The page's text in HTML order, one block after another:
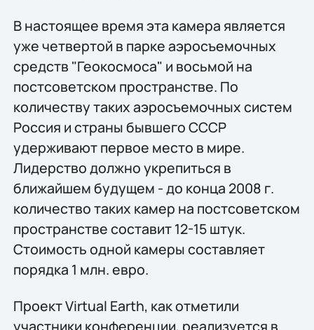
В настоящее время эта камера является
уже четвертой в парке аэросъемочных
средств "Геокосмоса" и восьмой на
постсоветском пространстве. По
количеству таких аэросъемочных систем
Россия и страны бывшего СССР
удерживают первое место в мире.
Лидерство должно укрепиться в
ближайшем будущем - до конца 2008 г.
количество таких камер на постсоветском
пространстве составит 12-15 штук.
Стоимость одной камеры составляет
порядка 1 млн. евро.
Проект Virtual Earth, как отметили
участники конференции, реализуется в